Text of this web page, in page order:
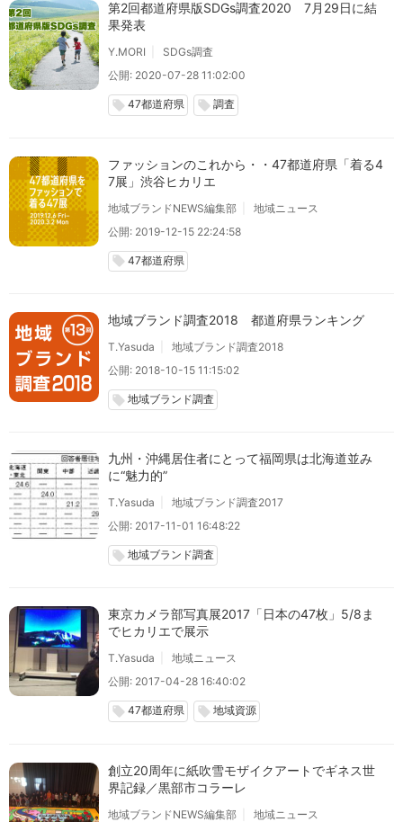
第2回都道府県版SDGs調査2020 7月29日に結
果発表
Y.MORI
SDGs調査
公開: 2020-07-28 11:02:00
local_offer 47都道府県 local_offer 調査
ファッションのこれから・・47都道府県「着る4
7展」渋谷ヒカリエ
地域ブランドNEWS編集部
地域ニュース
公開: 2019-12-15 22:24:58
local_offer 47都道府県
地域ブランド調査2018 都道府県ランキング
T.Yasuda
地域ブランド調査2018
公開: 2018-10-15 11:15:02
local_offer 地域ブランド調査
九州・沖縄居住者にとって福岡県は北海道並み
に“魅力的”
T.Yasuda
地域ブランド調査2017
公開: 2017-11-01 16:48:22
local_offer 地域ブランド調査
東京カメラ部写真展2017「日本の47枚」5/8ま
でヒカリエで展示
T.Yasuda
地域ニュース
公開: 2017-04-28 16:40:02
local_offer 47都道府県 local_offer 地域資源
創立20周年に紙吹雪モザイクアートでギネス世
界記録／黒部市コラーレ
地域ブランドNEWS編集部
地域ニュース